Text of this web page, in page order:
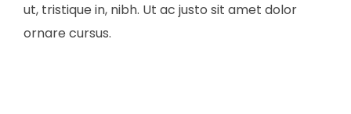
ut, tristique in, nibh. Ut ac justo sit amet dolor
ornare cursus.